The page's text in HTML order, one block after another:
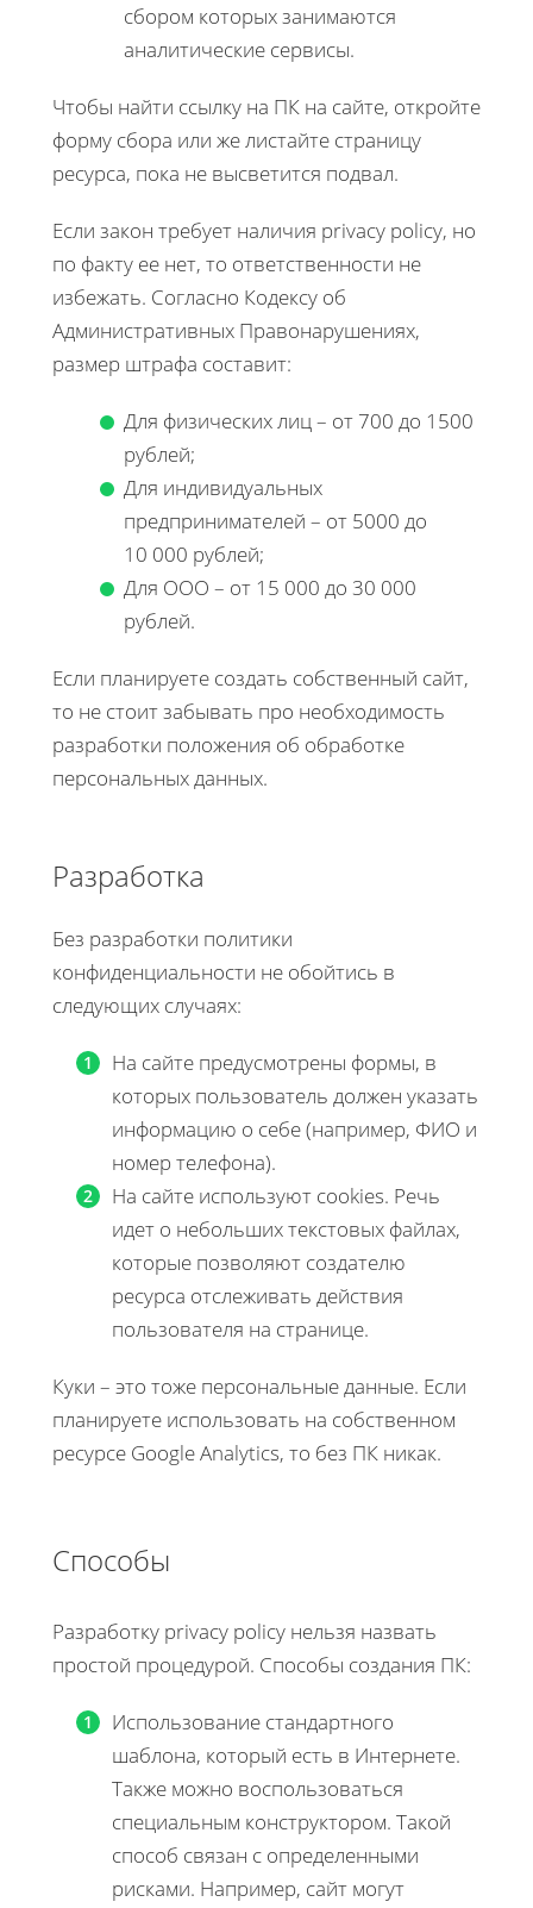
сбором которых занимаются
аналитические сервисы.
Чтобы найти ссылку на ПК на сайте, откройте
форму сбора или же листайте страницу
ресурса, пока не высветится подвал.
Если закон требует наличия privacy policy, но
по факту ее нет, то ответственности не
избежать. Согласно Кодексу об
Административных Правонарушениях,
размер штрафа составит:
Для физических лиц – от 700 до 1500
рублей;
Для индивидуальных
предпринимателей – от 5000 до
10 000 рублей;
Для ООО – от 15 000 до 30 000
рублей.
Если планируете создать собственный сайт,
то не стоит забывать про необходимость
разработки положения об обработке
персональных данных.
Разработка
Без разработки политики
конфиденциальности не обойтись в
следующих случаях:
На сайте предусмотрены формы, в
которых пользователь должен указать
информацию о себе (например, ФИО и
номер телефона).
На сайте используют cookies. Речь
идет о небольших текстовых файлах,
которые позволяют создателю
ресурса отслеживать действия
пользователя на странице.
Куки – это тоже персональные данные. Если
планируете использовать на собственном
ресурсе Google Analytics, то без ПК никак.
Способы
Разработку privacy policy нельзя назвать
простой процедурой. Способы создания ПК:
Использование стандартного
шаблона, который есть в Интернете.
Также можно воспользоваться
специальным конструктором. Такой
способ связан с определенными
рисками. Например, сайт могут